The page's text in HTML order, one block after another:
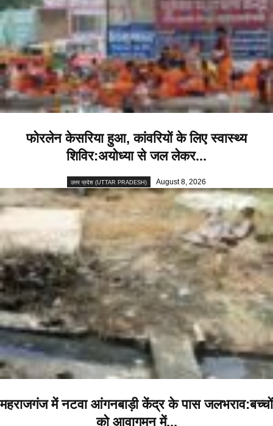
फोरलेन केसरिया हुआ, कांवरियों के लिए स्वास्थ्य
शिविर:अयोध्या से जल लेकर...
उत्तर प्रदेश (UTTAR PRADESH) August 8, 2026
महराजगंज में नटवा आंगनबाड़ी केंद्र के पास जलभराव:बच्चों
को आवागमन में...